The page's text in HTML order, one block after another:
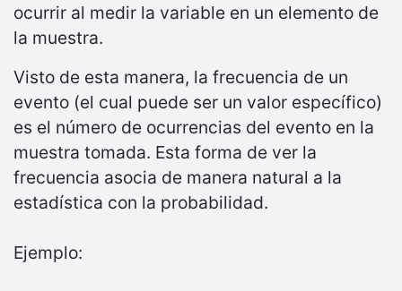
ocurrir al medir la variable en un elemento de
la muestra.
Visto de esta manera, la frecuencia de un
evento (el cual puede ser un valor específico)
es el número de ocurrencias del evento en la
muestra tomada. Esta forma de ver la
frecuencia asocia de manera natural a la
estadística con la probabilidad.
Ejemplo: